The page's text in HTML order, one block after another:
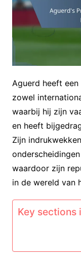
Aguerd heeft
zowel
waarbij hij zijn
en heeft
Zijn
waardoor zijn
in de wereld van
Key sections